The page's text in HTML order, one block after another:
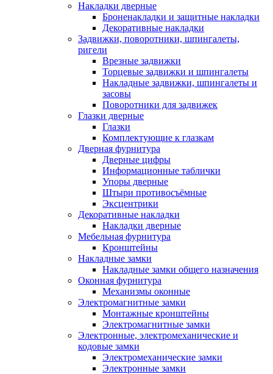
Накладки дверные
Броненакладки и защитные накладки
Декоративные накладки
Задвижки, поворотники, шпингалеты,
ригели
Врезные задвижки
Торцевые задвижки и шпингалеты
Накладные задвижки, шпингалеты и
засовы
Поворотники для задвижек
Глазки дверные
Глазки
Комплектующие к глазкам
Дверная фурнитура
Дверные цифры
Информационные таблички
Упоры дверные
Штыри противосъёмные
Эксцентрики
Декоративные накладки
Накладки дверные
Мебельная фурнитура
Кронштейны
Накладные замки
Накладные замки общего назначения
Оконная фурнитура
Механизмы оконные
Электромагнитные замки
Монтажные кронштейны
Электромагнитные замки
Электронные, электромеханические и
кодовые замки
Электромеханические замки
Электронные замки